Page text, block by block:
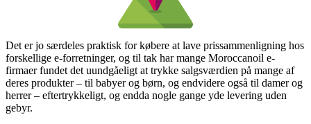
Det er jo særdeles praktisk for købere at lave prissammenligning hos
forskellige e-forretninger, og til tak har mange Moroccanoil e-
firmaer fundet det uundgåeligt at trykke salgsværdien på mange af
deres produkter – til babyer og børn, og endvidere også til damer og
herrer – eftertrykkeligt, og endda nogle gange yde levering uden
gebyr.